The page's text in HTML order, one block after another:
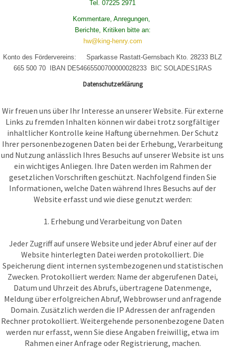
Tel. 07225 2971
Kommentare, Anregungen,
Berichte, Kritiken bitte an:
hw@king-henry.com
Konto des Fördervereins: Sparkasse Rastatt-Gernsbach Kto. 28233 BLZ
665 500 70 IBAN DE54665500700000028233 BIC SOLADES1RAS
Datenschutzerklärung
Wir freuen uns über Ihr Interesse an unserer Website. Für externe
Links zu fremden Inhalten können wir dabei trotz sorgfältiger
inhaltlicher Kontrolle keine Haftung übernehmen. Der Schutz
Ihrer personenbezogenen Daten bei der Erhebung, Verarbeitung
und Nutzung anlässlich Ihres Besuchs auf unserer Website ist uns
ein wichtiges Anliegen. Ihre Daten werden im Rahmen der
gesetzlichen Vorschriften geschützt. Nachfolgend finden Sie
Informationen, welche Daten während Ihres Besuchs auf der
Website erfasst und wie diese genutzt werden:
1. Erhebung und Verarbeitung von Daten
Jeder Zugriff auf unsere Website und jeder Abruf einer auf der
Website hinterlegten Datei werden protokolliert. Die
Speicherung dient internen systembezogenen und statistischen
Zwecken. Protokolliert werden: Name der abgerufenen Datei,
Datum und Uhrzeit des Abrufs, übertragene Datenmenge,
Meldung über erfolgreichen Abruf, Webbrowser und anfragende
Domain. Zusätzlich werden die IP Adressen der anfragenden
Rechner protokolliert. Weitergehende personenbezogene Daten
werden nur erfasst, wenn Sie diese Angaben freiwillig, etwa im
Rahmen einer Anfrage oder Registrierung, machen.